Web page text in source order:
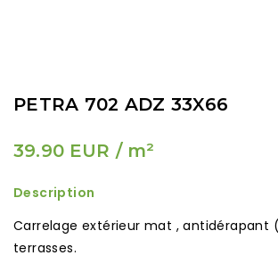
PETRA 702 ADZ 33X66
39.90 EUR / m²
Description
Carrelage extérieur mat , antidérapant
terrasses.